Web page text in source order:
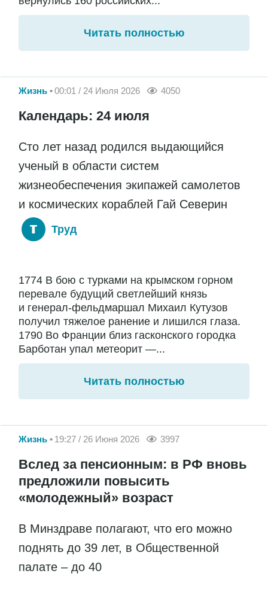
Читать полностью
Жизнь 00:01 / 24 Июля 2026 4050
Календарь: 24 июля
Сто лет назад родился выдающийся
ученый в области систем
жизнеобеспечения экипажей самолетов
и космических кораблей Гай Северин
Труд
1774 В бою с турками на крымском горном
перевале будущий светлейший князь
и генерал-фельдмаршал Михаил Кутузов
получил тяжелое ранение и лишился глаза.
1790 Во Франции близ гасконского городка
Барботан упал метеорит —...
Читать полностью
Жизнь 19:27 / 26 Июня 2026 3997
Вслед за пенсионным: в РФ вновь
предложили повысить
«молодежный» возраст
В Минздраве полагают, что его можно
поднять до 39 лет, в Общественной
палате – до 40